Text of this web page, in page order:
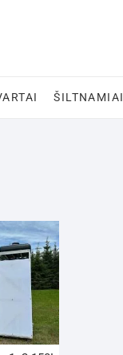
ŠILTNAMIAI